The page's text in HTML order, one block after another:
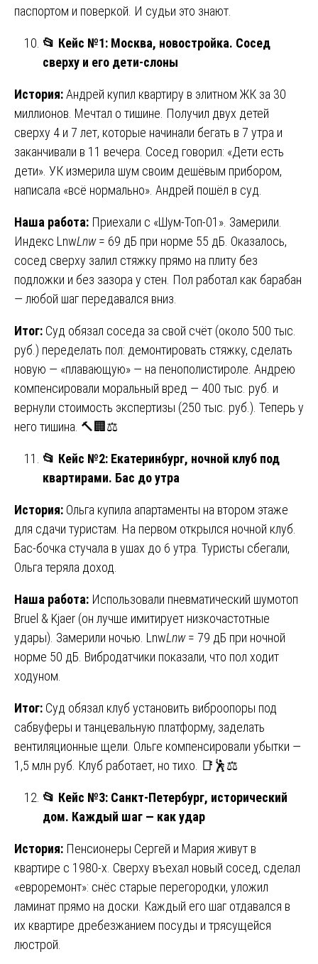
паспортом и поверкой. И судьи это знают.
📂 Кейс №1: Москва, новостройка. Сосед
сверху и его дети-слоны
История:Андрей купил квартиру в элитном ЖК за 30
миллионов. Мечтал о тишине. Получил двух детей
сверху 4 и 7 лет, которые начинали бегать в 7 утра и
заканчивали в 11 вечера. Сосед говорил: «Дети есть
дети». УК измерила шум своим дешёвым прибором,
написала «всё нормально». Андрей пошёл в суд.
Наша работа: Приехали с «Шум-Топ-01». Замерили.
Индекс LnwLnw​ = 69 дБ при норме 55 дБ. Оказалось,
сосед сверху залил стяжку прямо на плиту без
подложки и без зазора у стен. Пол работал как барабан
— любой шаг передавался вниз.
Итог: Суд обязал соседа за свой счёт (около 500 тыс.
руб.) переделать пол: демонтировать стяжку, сделать
новую — «плавающую» — на пенополистироле. Андрею
компенсировали моральный вред — 400 тыс. руб. и
вернули стоимость экспертизы (250 тыс. руб.). Теперь у
него тишина. 🔨🏢⚖️
📂 Кейс №2: Екатеринбург, ночной клуб под
квартирами. Бас до утра
История: Ольга купила апартаменты на втором этаже
для сдачи туристам. На первом открылся ночной клуб.
Бас-бочка стучала в ушах до 6 утра. Туристы сбегали,
Ольга теряла доход.
Наша работа: Использовали пневматический шумотоп
Bruel & Kjaer (он лучше имитирует низкочастотные
удары). Замерили ночью. LnwLnw​ = 79 дБ при ночной
норме 50 дБ. Вибродатчики показали, что пол ходит
ходуном.
Итог: Суд обязал клуб установить виброопоры под
сабвуферы и танцевальную платформу, заделать
вентиляционные щели. Ольге компенсировали убытки —
1,5 млн руб. Клуб работает, но тихо. 📑🕺⚖️
📂 Кейс №3: Санкт-Петербург, исторический
дом. Каждый шаг — как удар
История: Пенсионеры Сергей и Мария живут в
квартире с 1980-х. Сверху въехал новый сосед, сделал
«евроремонт»: снёс старые перегородки, уложил
ламинат прямо на доски. Каждый его шаг отдавался в
их квартире дребезжанием посуды и трясущейся
люстрой.